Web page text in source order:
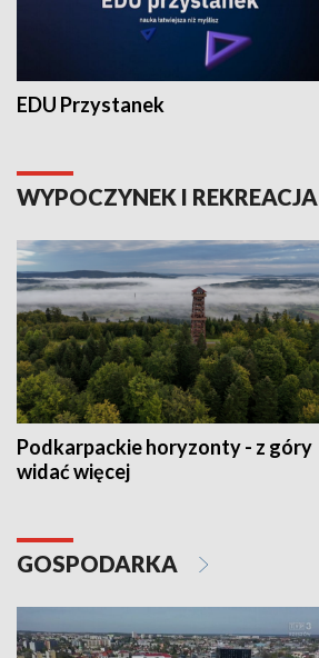
EDU Przystanek
WYPOCZYNEK I REKREACJA
Podkarpackie horyzonty - z góry
widać więcej
GOSPODARKA